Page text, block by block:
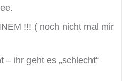
!!! ( noch nicht mal mir
– ihr geht es „schlecht“